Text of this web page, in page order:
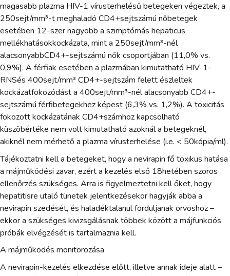
magasabb plazma HIV-1 vírusterhelésű betegeken végeztek, a
250sejt/mm³-t meghaladó CD4+sejtszámú nőbetegek
esetében 12-szer nagyobb a szimptómás hepaticus
mellékhatásokkockázata, mint a 250sejt/mm³-nél
alacsonyabbCD4+-sejtszámú nők csoportjában (11,0% vs.
0,9%). A férfiak esetében a plazmában kimutatható HIV-1-
RNSés 400sejt/mm³ CD4+-sejtszám felett észleltek
kockázatfokozódást a 400sejt/mm³-nél alacsonyabb CD4+-
sejtszámú férfibetegekhez képest (6,3% vs. 1,2%). A toxicitás
fokozott kockázatának CD4+számhoz kapcsolható
küszöbértéke nem volt kimutatható azoknál a betegeknél,
akiknél nem mérhető a plazma vírusterhelése (i.e. < 50kópia/ml).
Tájékoztatni kell a betegeket, hogy a nevirapin fő toxikus hatása
a májműködési zavar, ezért a kezelés első 18hetében szoros
ellenőrzés szükséges. Arra is figyelmeztetni kell őket, hogy
hepatitisre utaló tünetek jelentkezésekor hagyják abba a
nevirapin szedését, és haladéktalanul forduljanak orvoshoz –
ekkor a szükséges kivizsgálásnak többek között a májfunkciós
próbák elvégzését is tartalmaznia kell.
A májműködés monitorozása
A nevirapin-kezelés elkezdése előtt, illetve annak ideje alatt –